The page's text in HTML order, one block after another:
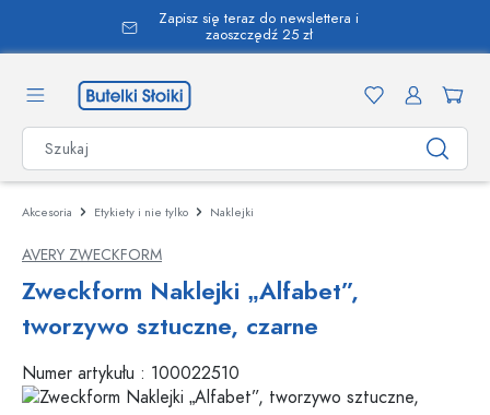
zawartości
Zapisz się teraz do newslettera i
zaoszczędź 25 zł
Akcesoria Etykiety i nie tylko Naklejki
AVERY ZWECKFORM
Zweckform Naklejki „Alfabet”,
tworzywo sztuczne, czarne
Numer artykułu : 100022510